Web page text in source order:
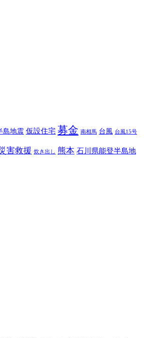
島地震 仮設住宅 募金 南相馬 台風 台風15号
害救援 炊き出し 熊本 石川県能登半島地